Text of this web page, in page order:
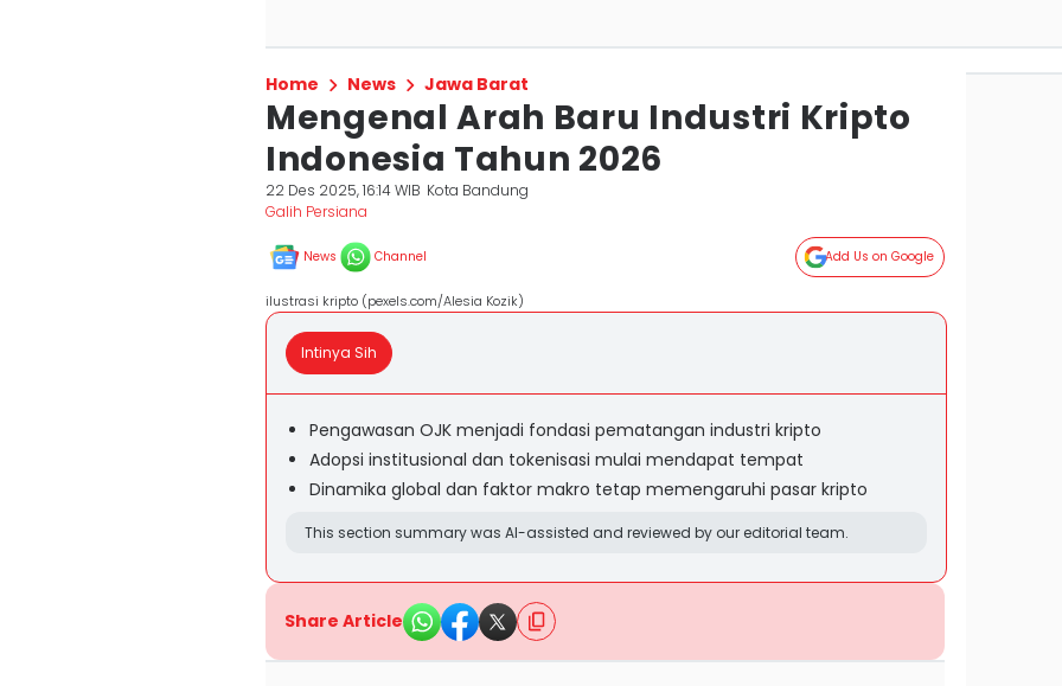
Home News Jawa Barat
Mengenal Arah Baru Industri Kripto
Indonesia Tahun 2026
22 Des 2025, 16:14 WIB Kota Bandung
Galih Persiana
News Channel Add Us on Google
ilustrasi kripto (pexels.com/Alesia Kozik)
Intinya Sih
Pengawasan OJK menjadi fondasi pematangan industri kripto
Adopsi institusional dan tokenisasi mulai mendapat tempat
Dinamika global dan faktor makro tetap memengaruhi pasar kripto
This section summary was AI-assisted and reviewed by our editorial team.
Share Article